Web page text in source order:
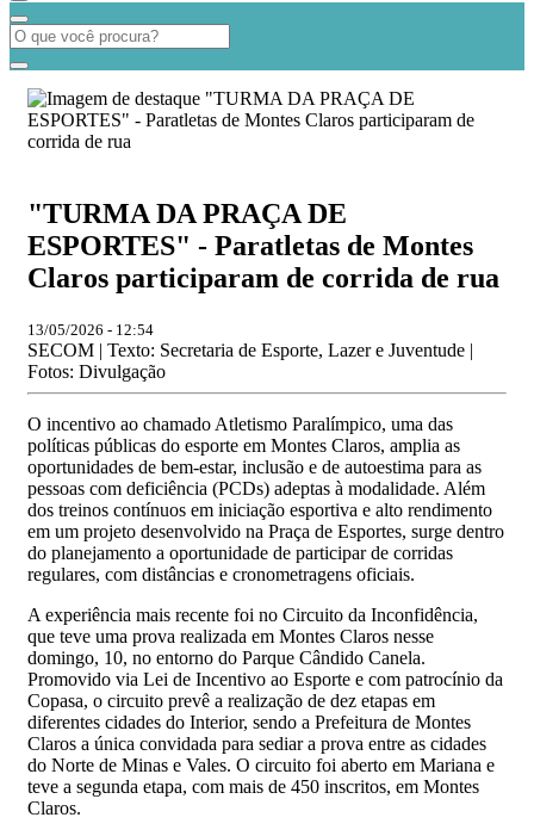
"TURMA DA PRAÇA DE
ESPORTES" - Paratletas de Montes
Claros participaram de corrida de rua
13/05/2026 - 12:54
SECOM | Texto: Secretaria de Esporte, Lazer e Juventude |
Fotos: Divulgação
O incentivo ao chamado Atletismo Paralímpico, uma das
políticas públicas do esporte em Montes Claros, amplia as
oportunidades de bem-estar, inclusão e de autoestima para as
pessoas com deficiência (PCDs) adeptas à modalidade. Além
dos treinos contínuos em iniciação esportiva e alto rendimento
em um projeto desenvolvido na Praça de Esportes, surge dentro
do planejamento a oportunidade de participar de corridas
regulares, com distâncias e cronometragens oficiais.
A experiência mais recente foi no Circuito da Inconfidência,
que teve uma prova realizada em Montes Claros nesse
domingo, 10, no entorno do Parque Cândido Canela.
Promovido via Lei de Incentivo ao Esporte e com patrocínio da
Copasa, o circuito prevê a realização de dez etapas em
diferentes cidades do Interior, sendo a Prefeitura de Montes
Claros a única convidada para sediar a prova entre as cidades
do Norte de Minas e Vales. O circuito foi aberto em Mariana e
teve a segunda etapa, com mais de 450 inscritos, em Montes
Claros.